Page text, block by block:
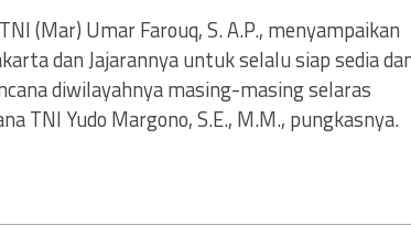
(Mar) Umar Farouq, S. A.P., menyampaikan
dan Jajarannya untuk selalu siap sedia
diwilayahnya masing-masing selaras
TNI Yudo Margono, S.E., M.M., pungkasnya.